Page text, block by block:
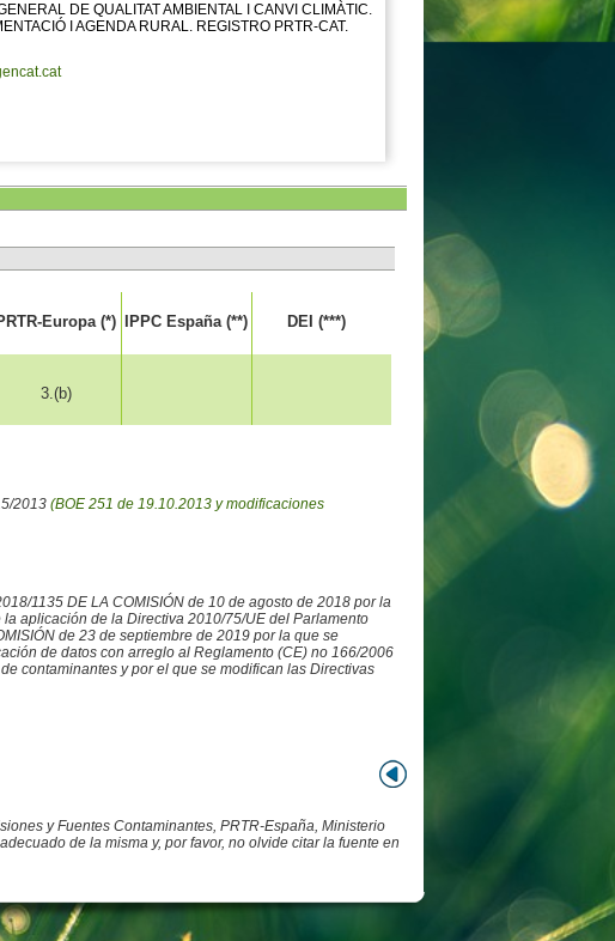
DE QUALITAT AMBIENTAL I CANVI CLIMÀTIC.
I AGENDA RURAL. REGISTRO PRTR-CAT.
Europa (*) IPPC España (**) DEI (***)
3.(b)
2013 (BOE 251 de 19.10.2013 y modificaciones
1135 DE LA COMISIÓN de 10 de agosto de 2018 por la
aplicación de la Directiva 2010/75/UE del Parlamento
de 23 de septiembre de 2019 por la que se
de datos con arreglo al Reglamento (CE) no 166/2006
contaminantes y por el que se modifican las Directivas
y Fuentes Contaminantes, PRTR-España, Ministerio
de la misma y, por favor, no olvide citar la fuente en